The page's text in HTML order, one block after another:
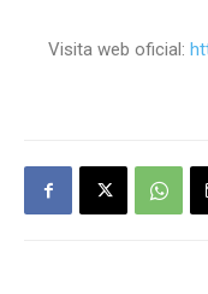
Visita web oficial: